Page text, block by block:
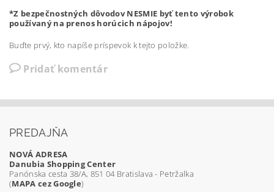
*Z bezpečnostných dôvodov NESMIE byť tento výrobok
používaný na prenos horúcich nápojov!
Buďte prvý, kto napíše príspevok k tejto položke.
Pridať komentár
PREDAJŇA
NOVÁ ADRESA
Danubia Shopping Center
Panónska cesta 38/A, 851 04 Bratislava - Petržalka
(MAPA cez Google)